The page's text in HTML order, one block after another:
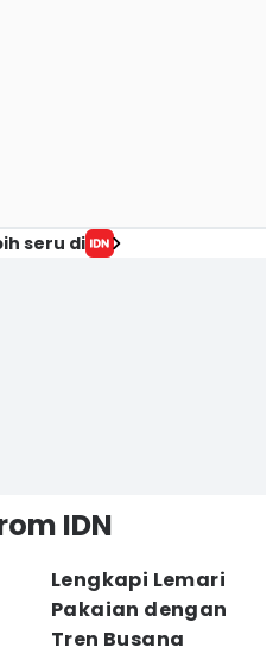
seru di
IDN
Lengkapi Lemari
Pakaian dengan
Tren Busana